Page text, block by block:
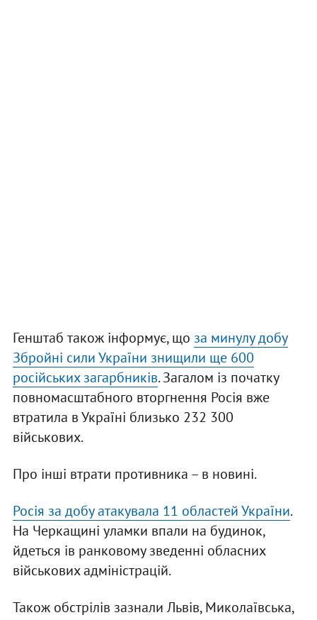
Генштаб також інформує, що за минулу добу
Збройні сили України знищили ще 600
російських загарбників. Загалом із початку
повномасштабного вторгнення Росія вже
втратила в Україні близько 232 300
військових.
Про інші втрати противника – в новині.
Росія за добу атакувала 11 областей України.
На Черкащині уламки впали на будинок,
йдеться ів ранковому зведенні обласних
військових адміністрацій.
Також обстрілів зазнали Львів, Миколаївська,